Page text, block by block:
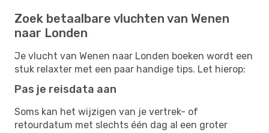
Zoek betaalbare vluchten van Wenen
naar Londen
Je vlucht van Wenen naar Londen boeken wordt een
stuk relaxter met een paar handige tips. Let hierop:
Pas je reisdata aan
Soms kan het wijzigen van je vertrek- of
retourdatum met slechts één dag al een groter